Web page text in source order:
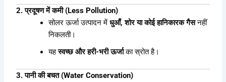
2. प्रदूषण में कमी (Less Pollution)
सोलर ऊर्जा उत्पादन मेंधुआँ, शोर या कोई हानिकारक गैसनहीं
निकलती।
यहस्वच्छ और हरी-भरी ऊर्जाका स्रोत है।
3. पानी की बचत (Water Conservation)